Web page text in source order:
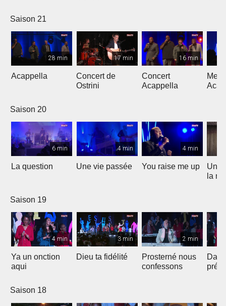
Saison 21
28 min
Acappella
17 min
Concert de
Ostrini
16 min
Concert
Acappella
Saison 20
6 min
La question
4 min
Une vie passée
4 min
You raise me up
Une
la
Saison 19
4 min
Ya un onction
aqui
3 min
Dieu ta fidélité
2 min
Prosterné nous
confessons
Saison 18